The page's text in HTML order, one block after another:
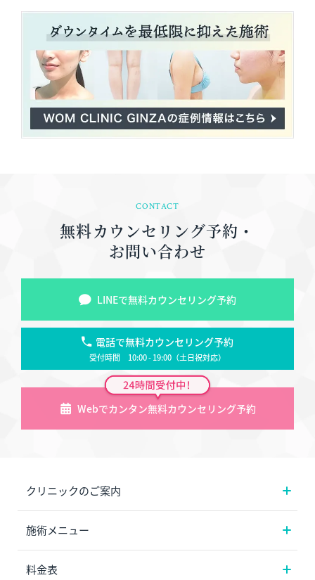
CONTACT
無料カウンセリング予約・
お問い合わせ
LINEで無料カウンセリング予約
電話で無料カウンセリング予約
受付時間 10:00 - 19:00（土日祝対応）
Webでカンタン無料カウンセリング予約
クリニックのご案内
施術メニュー
料金表